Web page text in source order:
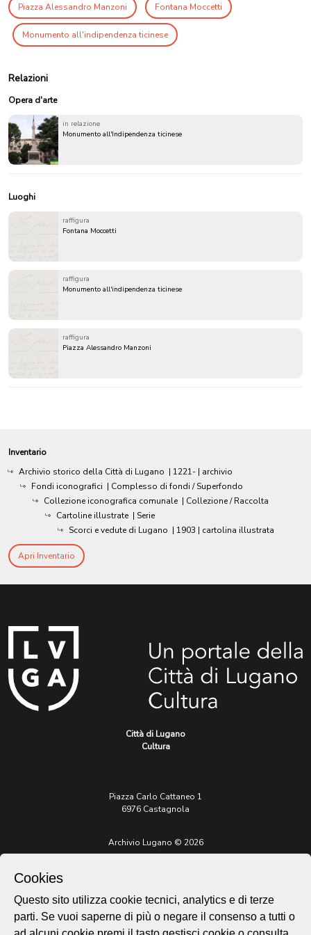
Piazza Alessandro Manzoni Fontana Moccetti
Monumento all'indipendenza ticinese
Relazioni
Opera d'arte
in relazione
Monumento all'Indipendenza ticinese
Luoghi
raffigura
Fontana Moccetti
raffigura
Monumento all'indipendenza ticinese
raffigura
Piazza Alessandro Manzoni
Inventario
Archivio storico della Città di Lugano | 1221- | archivio
Fondi iconografici | Complesso di fondi / Superfondo
Collezione iconografica comunale | Collezione / Raccolta
Cartoline illustrate | Serie
Scorci e vedute di Lugano | 1903 | cartolina illustrata
Apri Inventario
Città di Lugano
Cultura
Piazza Carlo Cattaneo 1
6976 Castagnola
Archivio Lugano © 2026
Sito istituzionale:
lugano.ch
Cookies
Questo sito utilizza cookie tecnici, analytics e di terze
parti. Se vuoi saperne di più o negare il consenso a tutti o